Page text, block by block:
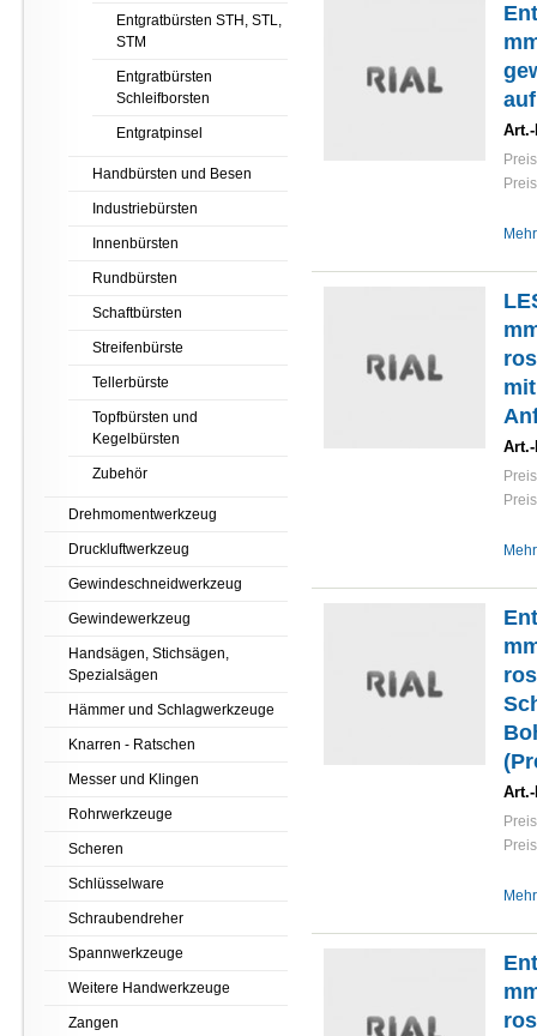
Art.-
Art.-
Art.-
Entgratbürsten STH, STL,
STM
Entgratbürsten
Schleifborsten
Entgratpinsel
Handbürsten und Besen
Industriebürsten
Innenbürsten
Rundbürsten
Schaftbürsten
Streifenbürste
Tellerbürste
Topfbürsten und
Kegelbürsten
Zubehör
Drehmomentwerkzeug
Druckluftwerkzeug
Gewindeschneidwerkzeug
Gewindewerkzeug
Handsägen, Stichsägen,
Spezialsägen
Hämmer und Schlagwerkzeuge
Knarren - Ratschen
Messer und Klingen
Rohrwerkzeuge
Scheren
Schlüsselware
Schraubendreher
Spannwerkzeuge
Weitere Handwerkzeuge
Zangen